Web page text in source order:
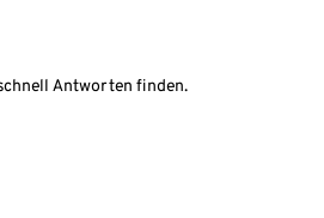
Antworten finden.